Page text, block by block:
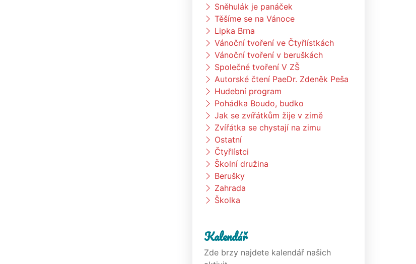
Sněhulák je panáček
Těšíme se na Vánoce
Lipka Brna
Vánoční tvoření ve Čtyřlístkách
Vánoční tvoření v beruškách
Společné tvoření V ZŠ
Autorské čtení PaeDr. Zdeněk Peša
Hudební program
Pohádka Boudo, budko
Jak se zvířátkům žije v zimě
Zvířátka se chystají na zimu
Ostatní
Čtyřlístci
Školní družina
Berušky
Zahrada
Školka
Kalendář
Zde brzy najdete kalendář našich